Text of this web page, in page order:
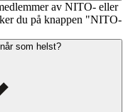
av NITO- eller
du på knappen "NITO-
som helst?